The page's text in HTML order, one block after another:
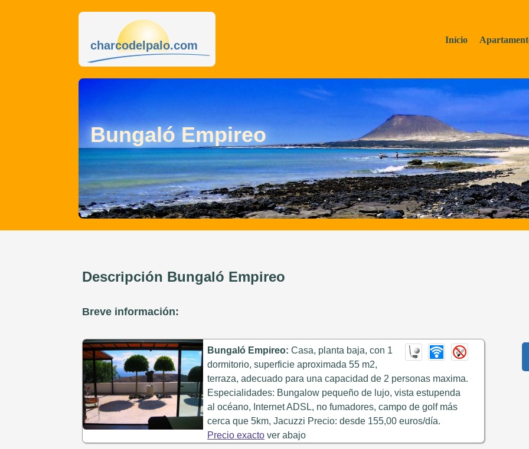
Início
charcodelpalo.com
Bungaló Empireo
Descripción Bungaló Empireo
Breve información:
Bungaló Empireo: Casa, planta baja, con 1
dormitorio, superficie aproximada 55 m2,
terraza, adecuado para una capacidad de 2 personas maxima.
Especialidades: Bungalow pequeño de lujo, vista estupenda
al océano, Internet ADSL, no fumadores, campo de golf más
cerca que 5km, Jacuzzi Precio: desde 155,00 euros/día.
Precio exacto ver abajo